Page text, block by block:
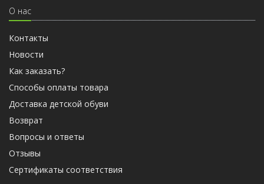
О нас
Контакты
Новости
Как заказать?
Способы оплаты товара
Доставка детской обуви
Возврат
Вопросы и ответы
Отзывы
Cертификаты соответствия